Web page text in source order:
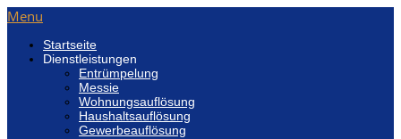
Menu
Startseite
Dienstleistungen
Entrümpelung
Messie
Wohnungsauflösung
Haushaltsauflösung
Gewerbeauflösung